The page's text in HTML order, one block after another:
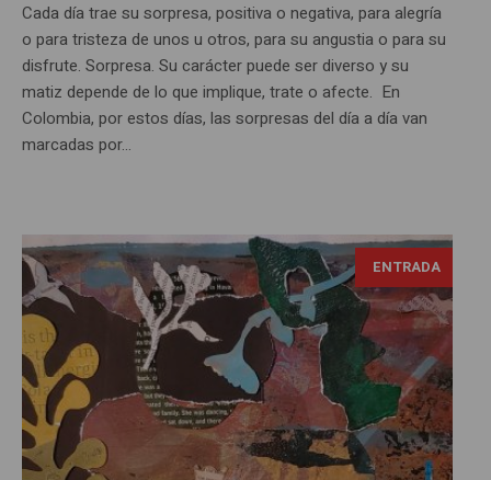
Cada día trae su sorpresa, positiva o negativa, para alegría
o para tristeza de unos u otros, para su angustia o para su
disfrute. Sorpresa. Su carácter puede ser diverso y su
matiz depende de lo que implique, trate o afecte. En
Colombia, por estos días, las sorpresas del día a día van
marcadas por...
ENTRADA